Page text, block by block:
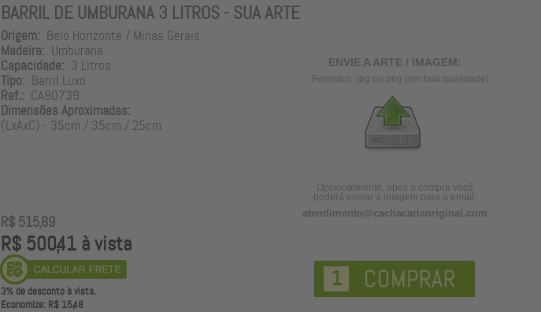
BARRIL DE UMBURANA 3 LITROS - SUA ARTE
Origem: Belo Horizonte / Minas Gerais
Madeira: Umburana
Capacidade: 3 Litros
Tipo: Barril Luxo
Ref.: CA90739
Dimensões Aproximadas:
(LxAxC) - 35cm / 35cm / 25cm
R$ 515,89
R$ 500,41 à vista
3% de desconto à vista.
Economize: R$ 15,48
ENVIE A ARTE / IMAGEM:
Formatos: jpg ou png (em boa qualidade)
Opcionalmente, após a compra você
poderá enviar a imagem para o email:
atendimento@cachacariaoriginal.com